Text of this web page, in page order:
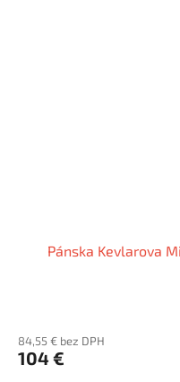
Pánska Kevlarova
84,55 € bez DPH
104 €